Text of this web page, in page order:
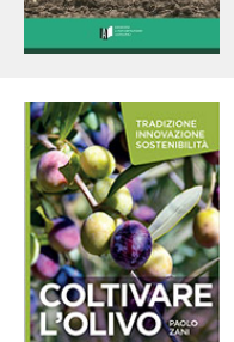
NOCCIOLA DI
MEDICINA DEI
SCONTI
COMPO
HUSQVARNA